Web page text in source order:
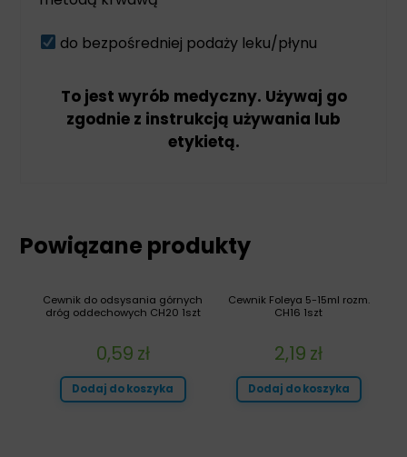
do bezpośredniej podaży leku/płynu
To jest wyrób medyczny. Używaj go
zgodnie z instrukcją używania lub
etykietą.
Powiązane produkty
Cewnik Foleya 5-15ml rozm.
CH16 1szt
2,19 zł
Dodaj do koszyka
Cewnik do odsysania górnych
dróg oddechowych CH20 1szt
0,59 zł
Dodaj do koszyka